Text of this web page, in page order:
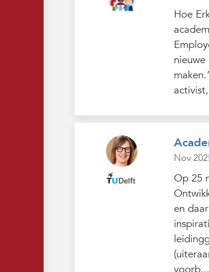
Hoe
Nov
Op 25
en